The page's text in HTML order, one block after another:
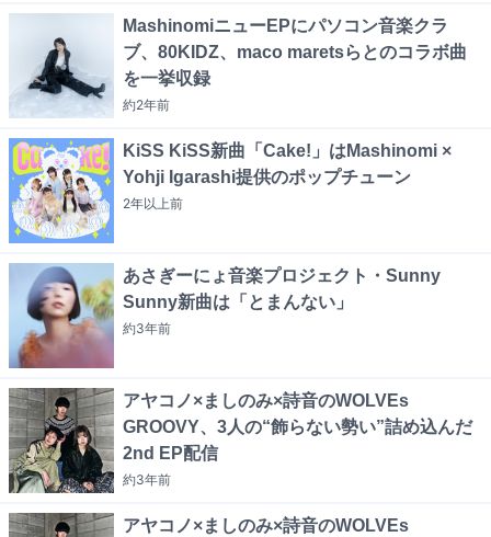
MashinomiニューEPにパソコン音楽クラ
ブ、80KIDZ、maco maretsらとのコラボ曲
を一挙収録
約2年前
KiSS KiSS新曲「Cake!」はMashinomi ×
Yohji Igarashi提供のポップチューン
2年以上前
あさぎーにょ音楽プロジェクト・Sunny
Sunny新曲は「とまんない」
約3年前
アヤコノ×ましのみ×詩音のWOLVEs
GROOVY、3人の“飾らない勢い”詰め込んだ
2nd EP配信
約3年前
アヤコノ×ましのみ×詩音のWOLVEs